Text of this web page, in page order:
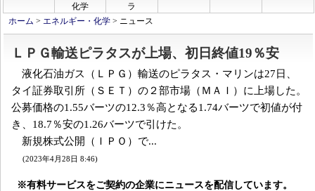
化学
ラ
ホーム > エネルギー・化学 > ニュース
ＬＰＧ輸送ピラタスが上場、初日終値19％安
液化石油ガス（ＬＰＧ）輸送のピラタス・マリンは27日、
タイ証券取引所（ＳＥＴ）の２部市場（ＭＡＩ）に上場した。
公募価格の1.55バーツの12.3％高となる1.74バーツで初値が付
き、18.7％安の1.26バーツで引けた。
新規株式公開（ＩＰＯ）で...
(2023年4月28日 8:46)
※有料サービスをご契約の企業にニュースを配信しています。